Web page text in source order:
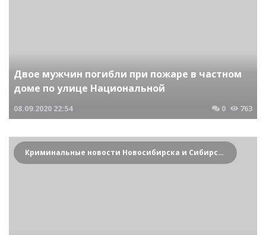
Двое мужчин погибли при пожаре в частном
доме по улице Национальной
08.09.2020 22:54 0 763
Криминальные новости Новосибирска и Сибирского региона